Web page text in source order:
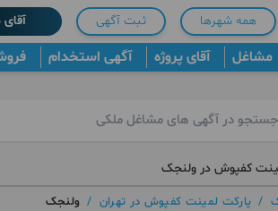
همه شهرها ثبت آگهی
مشاغل آقای پروژه آگهی استخدام
کفپوش در ولنجک
/ پارکت لمینت کفپوش در تهران / ولنجک